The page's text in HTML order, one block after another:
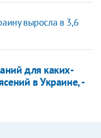
выросла в 3,6
для каких-
в Украине, -